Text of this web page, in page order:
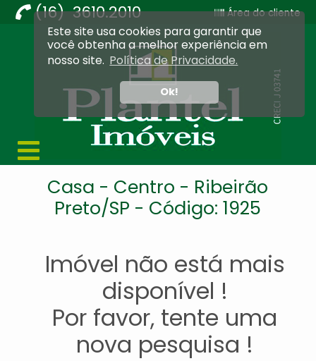
Este site usa cookies para garantir que
você obtenha a melhor experiência em
nosso site. Política de Privacidade.
Ok!
(16) 3610.2010 Área do cliente
Imobiliária Ribeirão Preto - Plantel Imóveis
Casa - Centro - Ribeirão
Preto/SP - Código: 1925
Imóvel não está mais
disponível !
Por favor, tente uma
nova pesquisa !